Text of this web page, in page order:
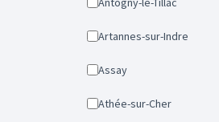
Artannes-sur-Indre
Assay
Athée-sur-Cher